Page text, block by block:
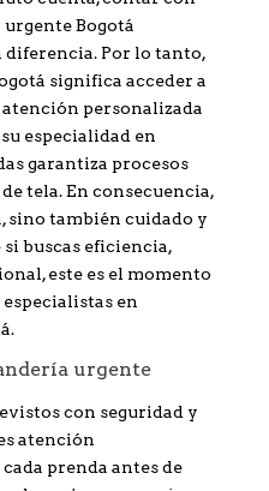
Bogotá
Por lo tanto,
significa acceder a
personalizada
especialidad en
garantiza procesos
tela. En consecuencia,
sino también cuidado y
buscas eficiencia,
este es el momento
en
urgente
con seguridad y
atención
prenda antes de